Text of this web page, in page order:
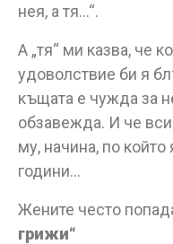
нея, а тя…“.
А „тя“ ми казва, че
удоволствие би я
къщата е чужда за
обзавежда. И че
му, начина, по
години…
Жените често
грижи“